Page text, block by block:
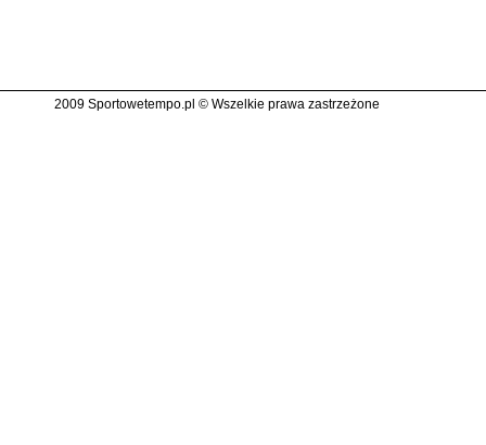
2009 Sportowetempo.pl © Wszelkie prawa zastrzeżone